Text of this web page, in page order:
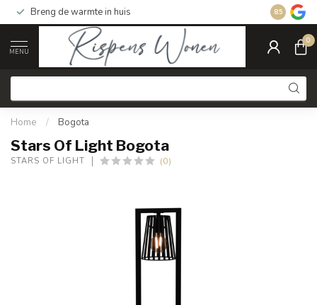
Breng de warmte in huis Gratis
8.5
MENU
0
Home / Bogota
Stars Of Light Bogota
STARS OF LIGHT (0)